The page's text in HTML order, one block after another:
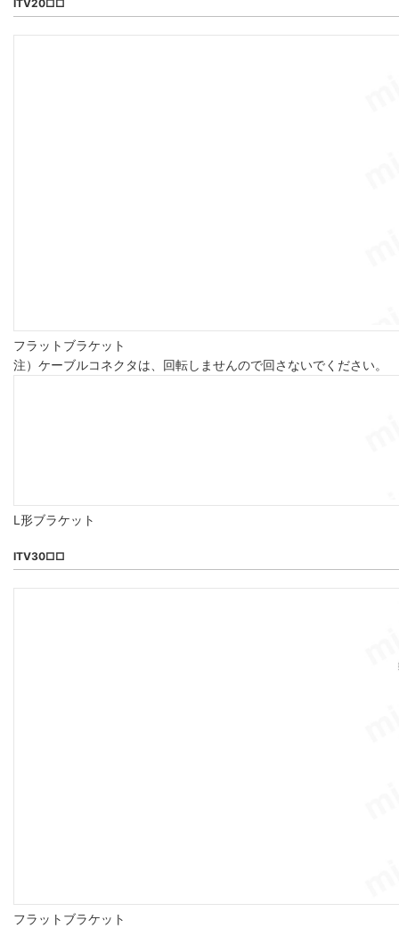
ITV20□□
フラットブラケット
注）ケーブルコネクタは、回転しませんので回さないでください。
L形ブラケット
ITV30□□
フラットブラケット